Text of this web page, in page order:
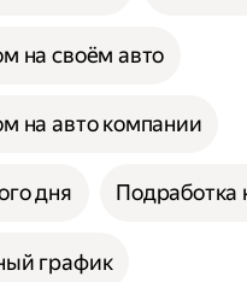
на своём авто
на авто компании
дня Подработка
график